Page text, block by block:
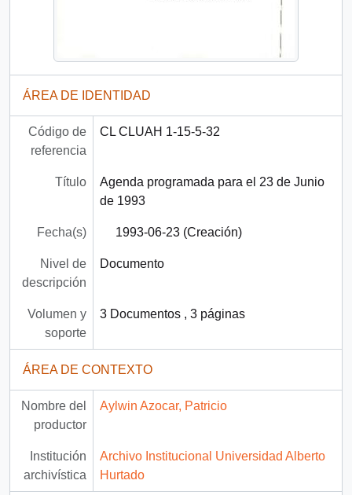
ÁREA DE IDENTIDAD
Código de
referencia
CL CLUAH 1-15-5-32
Título
Agenda programada para el 23 de Junio
de 1993
Fecha(s) 1993-06-23 (Creación)
Nivel de
descripción
Documento
Volumen y
soporte
3 Documentos , 3 páginas
ÁREA DE CONTEXTO
Nombre del
productor
Aylwin Azocar, Patricio
Institución
archivística
Archivo Institucional Universidad Alberto
Hurtado